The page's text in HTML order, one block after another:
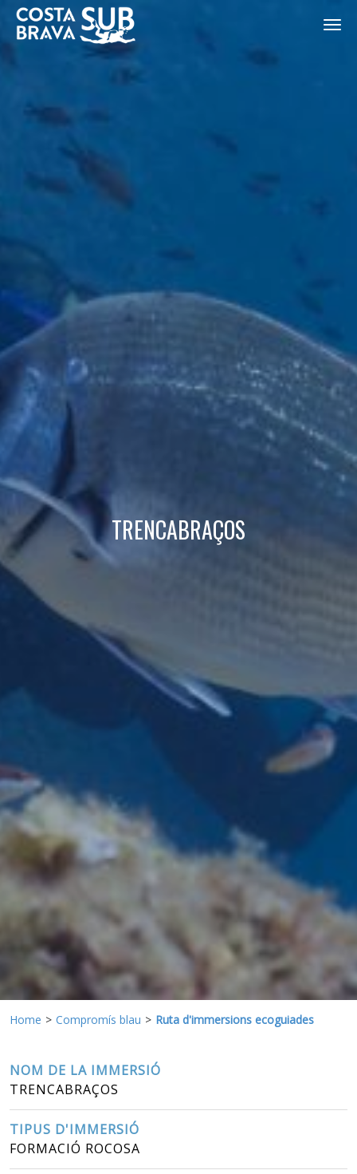
ES EN FR
TRENCABRAÇOS
Home Compromís blau Ruta d'immersions ecoguiades
NOM DE LA IMMERSIÓ
TRENCABRAÇOS
TIPUS D'IMMERSIÓ
FORMACIÓ ROCOSA
Modificar cookies
Tècniques i funcionals
Sempre activades
Aquest lloc web utilitza cookies pròpies per recopilar
informació amb la finalitat de millorar els nostres serveis.
Si continua navegant, suposa l'acceptació de la instal·lació
de les mateixes. L'usuari té la possibilitat de configurar el
navegador podent, si així ho desitja, impedir que siguin
navegació de la pàgina web.
Analítiques i personalització
Permeten fer el seguiment i l'anàlisi del comportament
dels usuaris d'aquest lloc web. La informació recollida
mesurament de l'activitat del web per a l'elaboració de
perfils de navegació dels usuaris per introduir millores en
funció de l'anàlisi de les dades d'ús que fan els usuaris del
servei. Permeten desar la informació de preferència de
l'usuari per millorar la qualitat dels nostres serveis i oferir
una millor experiència a través de productes recomanats.
informació sobre les preferències i les eleccions personals
de l'usuari a través de l'observació continuada dels seus
hàbits de navegació. Gràcies a elles, podem conèixer els
hàbits de navegació al lloc web i mostrar publicitat
relacionada amb el perfil de navegació de l'usuari.